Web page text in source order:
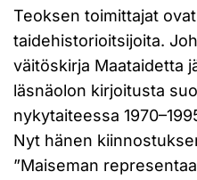
Teoksen toimittajat
taidehistorioitsijoita.
väitöskirja Maataidetta
läsnäolon kirjoitusta
nykytaiteessa
Nyt hänen
”Maiseman